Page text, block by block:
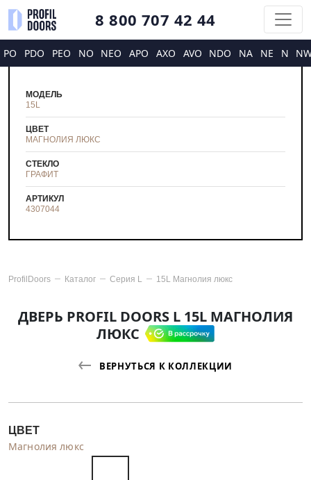
8 800 707 42 44
PO PDO PEO NO NEO APO AXO AVO NDO NA NE N
МОДЕЛЬ
15L
ЦВЕТ
МАГНОЛИЯ ЛЮКС
СТЕКЛО
ГРАФИТ
АРТИКУЛ
4307044
ProfilDoors Каталог Серия L 15L Магнолия люкс
ДВЕРЬ PROFIL DOORS L 15L МАГНОЛИЯ
ЛЮКС
ВЕРНУТЬСЯ К КОЛЛЕКЦИИ
ЦВЕТ
Магнолия люкс